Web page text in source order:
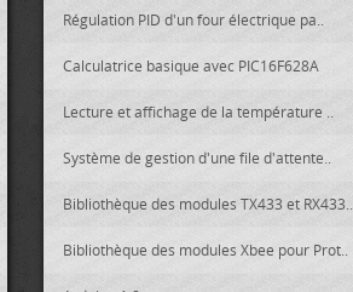
Régulation PID d'un four électrique pa..
Calculatrice basique avec PIC16F628A
Lecture et affichage de la température ..
Système de gestion d'une file d'attente..
Bibliothèque des modules TX433 et RX433..
Bibliothèque des modules Xbee pour Prot..